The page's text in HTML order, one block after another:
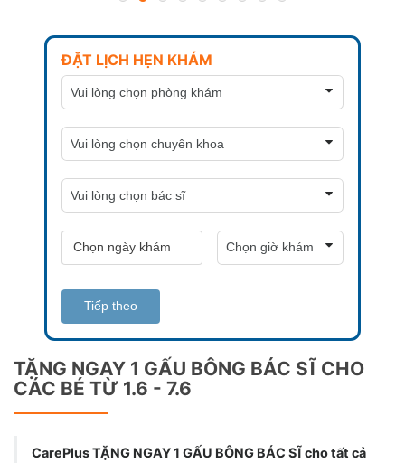
ĐẶT LỊCH HẸN KHÁM
Tiếp theo
TẶNG NGAY 1 GẤU BÔNG BÁC SĨ CHO
CÁC BÉ TỪ 1.6 - 7.6
CarePlus TẶNG NGAY 1 GẤU BÔNG BÁC SĨ cho tất cả